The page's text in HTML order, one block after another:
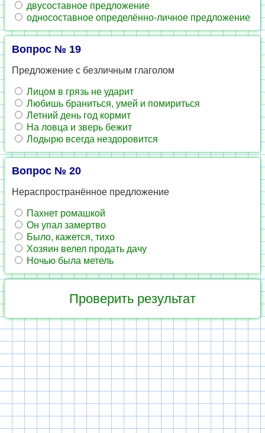
двусоставное предложение
односоставное определённо-личное предложение
Вопрос № 19
Предложение с безличным глаголом
Лицом в грязь не ударит
Любишь браниться, умей и помириться
Летний день год кормит
На ловца и зверь бежит
Лодырю всегда нездоровится
Вопрос № 20
Нераспространённое предложение
Пахнет ромашкой
Он упал замертво
Было, кажется, тихо
Хозяин велел продать дачу
Ночью была метель